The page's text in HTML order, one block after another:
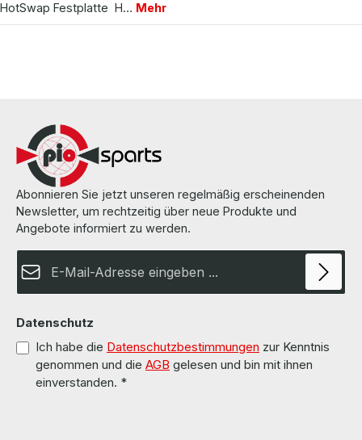
HotSwap Festplatte H… Mehr
Abonnieren Sie jetzt unseren regelmäßig erscheinenden
Newsletter, um rechtzeitig über neue Produkte und
Angebote informiert zu werden.
Datenschutz
Ich habe die Datenschutzbestimmungen zur Kenntnis
genommen und die AGB gelesen und bin mit ihnen
einverstanden. *